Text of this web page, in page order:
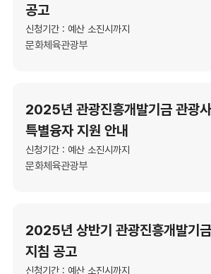
공고
신청기간 : 예산 소진시까지
문화체육관광부
2025년 관광진흥개발기금 관광
특별융자 지원 안내
신청기간 : 예산 소진시까지
문화체육관광부
2025년 상반기 관광진흥개발기
지침 공고
신청기간 : 예산 소진시까지